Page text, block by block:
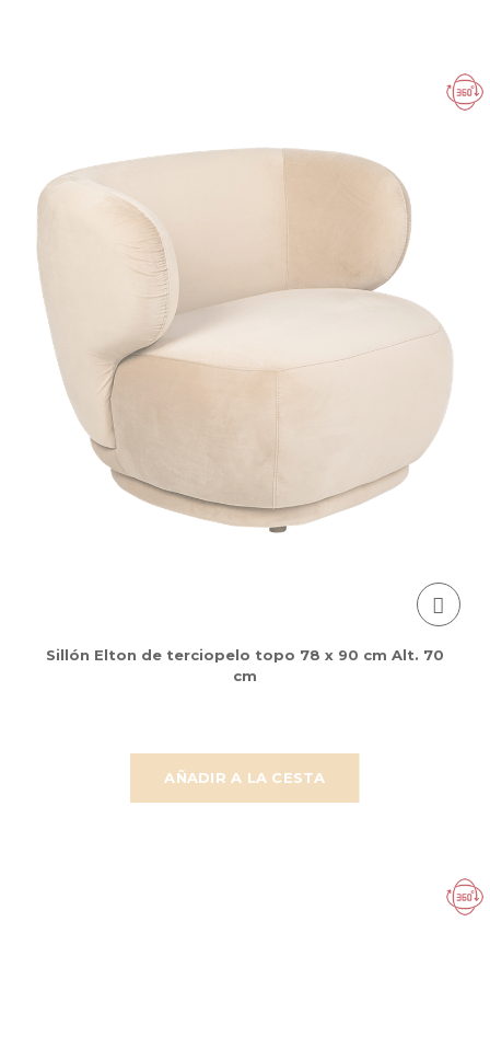
AÑADIR A LA CESTA
Sillón Elton de terciopelo topo 78 x 90 cm Alt. 70
cm